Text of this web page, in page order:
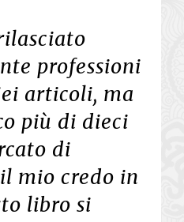
professioni
articoli, ma
più di dieci
di
mio credo in
libro si